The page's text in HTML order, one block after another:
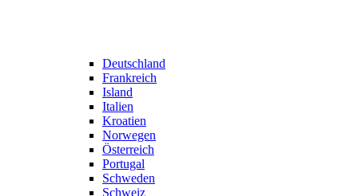
Deutschland
Frankreich
Island
Italien
Kroatien
Norwegen
Österreich
Portugal
Schweden
Schweiz